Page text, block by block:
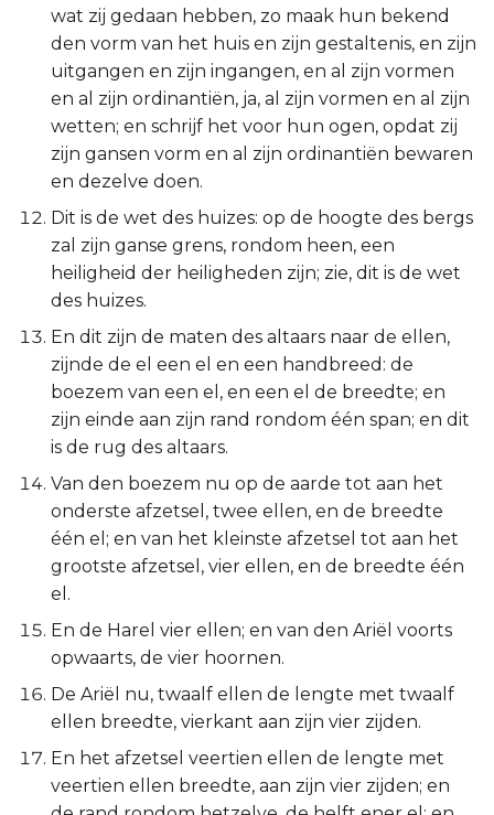
Judas
Openbaring
wat zij gedaan hebben, zo maak hun bekend
den vorm van het huis en zijn gestaltenis, en zijn
uitgangen en zijn ingangen, en al zijn vormen
en al zijn ordinantiën, ja, al zijn vormen en al zijn
wetten; en schrijf het voor hun ogen, opdat zij
zijn gansen vorm en al zijn ordinantiën bewaren
en dezelve doen.
Dit is de wet des huizes: op de hoogte des bergs
zal zijn ganse grens, rondom heen, een
heiligheid der heiligheden zijn; zie, dit is de wet
des huizes.
En dit zijn de maten des altaars naar de ellen,
zijnde de el een el en een handbreed: de
boezem van een el, en een el de breedte; en
zijn einde aan zijn rand rondom één span; en dit
is de rug des altaars.
Van den boezem nu op de aarde tot aan het
onderste afzetsel, twee ellen, en de breedte
één el; en van het kleinste afzetsel tot aan het
grootste afzetsel, vier ellen, en de breedte één
el.
En de Harel vier ellen; en van den Ariël voorts
opwaarts, de vier hoornen.
De Ariël nu, twaalf ellen de lengte met twaalf
ellen breedte, vierkant aan zijn vier zijden.
En het afzetsel veertien ellen de lengte met
veertien ellen breedte, aan zijn vier zijden; en